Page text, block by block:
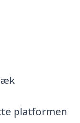
platformen